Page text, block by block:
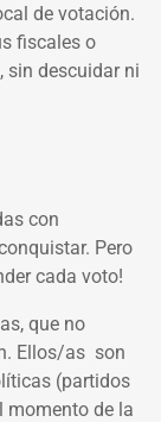
de votación.
fiscales o
sin descuidar ni
con
Pero
cada voto!
que no
Ellos/as son
(partidos
momento de la